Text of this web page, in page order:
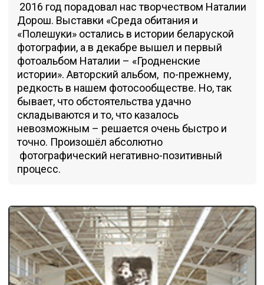
2016 год порадовал нас творчеством Наталии
Дорош. Выставки «Среда обитания и
«Полешуки» остались в истории беларуской
фотографии, а в декабре вышел и первый
фотоальбом Наталии – «Гродненские
истории». Авторский альбом, по-прежнему,
редкость в нашем фотосообществе. Но, так
бывает, что обстоятельства удачно
складываются и то, что казалось
невозможным – решается очень быстро и
точно. Произошёл абсолютно
фотографический негативно-позитивный
процесс.